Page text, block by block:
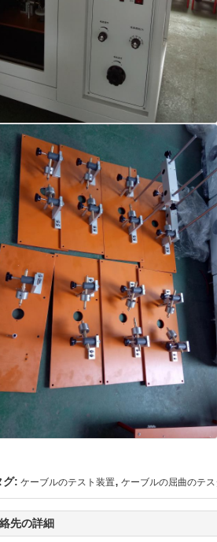
グ: ケーブルのテスト装置, ケーブルの屈曲のテス
先の詳細